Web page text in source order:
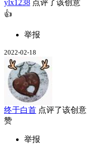
ylx1238 点评了该创意
👍
举报
2022-02-18
终于白首 点评了该创意
赞
举报